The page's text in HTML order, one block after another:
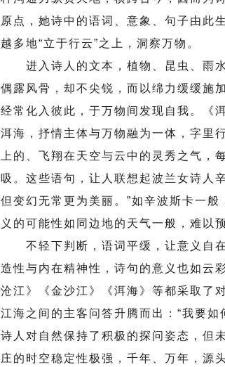
原点，她诗中的语词、意象、句子由此
越多地“立于行云”之上，洞察万物。
进入诗人的文本，植物、昆虫、雨水
偶露风骨，却不尖锐，而以绵力缓缓施
经常化入彼此，于万物间发现自我。《
洱海，抒情主体与万物融为一体，字里
上的、飞翔在天空与云中的灵秀之气，
吸。这些语句，让人联想起波兰女诗人
但变幻无常更为美丽。”如辛波斯卡一
义的可能性如同边地的天气一般，难以
不轻下判断，语词平缓，让意义自在
造性与内在精神性，诗句的意义也如云
沧江》《金沙江》《洱海》等都采取了
江海之间的主客问答升腾而出：“我要如
诗人对自然保持了积极的探问姿态，但
庄的时空稳定性极强，千年、万年，源